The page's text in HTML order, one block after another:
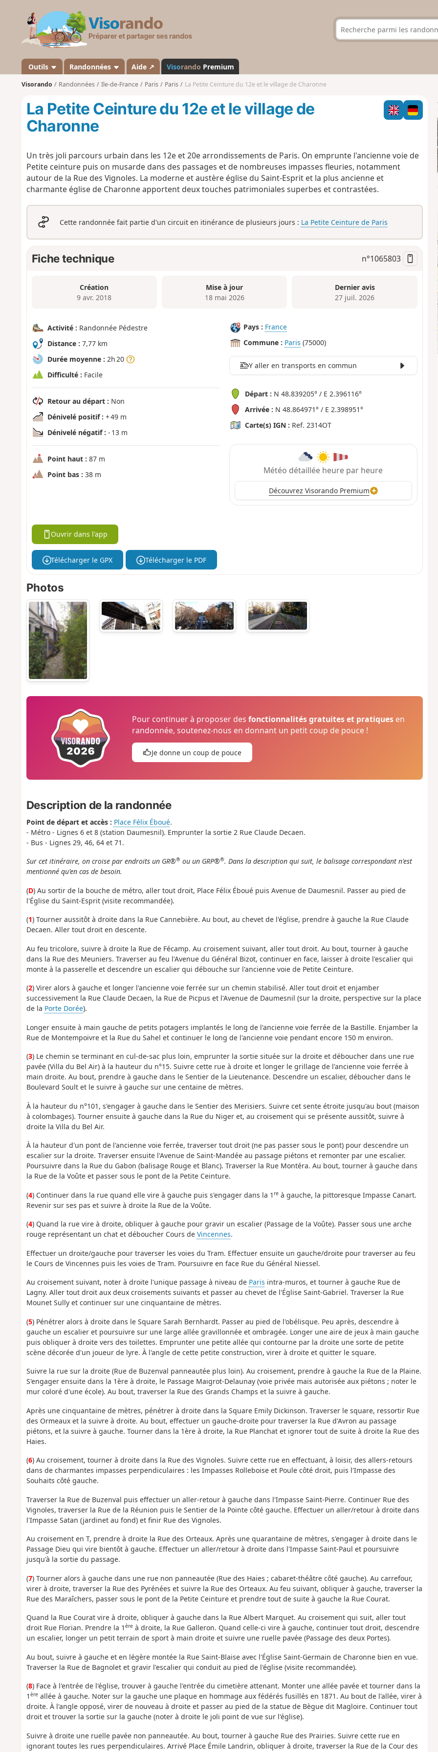
s
a
n
d
Outils Randonnées Aide ↗ Visorando Premium
Visorando Randonnées Ile-de-France Paris Paris La Petite Ceinture du 12e et le village de Charonne
La Petite Ceinture du 12e et le village de
Charonne
Un très joli parcours urbain dans les 12e et 20e arrondissements de Paris. On emprunte l'ancienne voie de
Petite ceinture puis on musarde dans des passages et de nombreuses impasses fleuries, notamment
autour de la Rue des Vignoles. La moderne et austère église du Saint-Esprit et la plus ancienne et
charmante église de Charonne apportent deux touches patrimoniales superbes et contrastées.
Cette randonnée fait partie d'un circuit en itinérance de plusieurs jours : La Petite Ceinture de Paris
Fiche technique n°1065803
Création
9 avr. 2018
Mise à jour
18 mai 2026
Dernier avis
27 juil. 2026
Activité : Randonnée Pédestre
Distance : 7,77 km
Durée moyenne : 2h 20
Difficulté : Facile
Retour au départ : Non
Dénivelé positif : + 49 m
Dénivelé négatif : - 13 m
Point haut : 87 m
Point bas : 38 m
Pays : France
Commune : Paris (75000)
Y aller en transports en commun
Départ : N 48.839205° / E 2.396116°
Arrivée : N 48.864971° / E 2.398951°
Carte(s) IGN : Ref. 2314OT
Météo détaillée heure par heure
Découvrez Visorando Premium
Ouvrir dans l'app
Télécharger le GPX Télécharger le PDF
Photos
Pour continuer à proposer desfonctionnalités gratuites et pratiques en
randonnée, soutenez-nous en donnant un petit coup de pouce !
Je donne un coup de pouce
Description de la randonnée
Point de départ et accès : Place Félix Éboué.
- Métro - Lignes 6 et 8 (station Daumesnil). Emprunter la sortie 2 Rue Claude Decaen.
- Bus - Lignes 29, 46, 64 et 71.
Sur cet itinéraire, on croise par endroits un GR®®ou un GRP®®. Dans la description qui suit, le balisage correspondant n'est
mentionné qu'en cas de besoin.
(D) Au sortir de la bouche de métro, aller tout droit, Place Félix Éboué puis Avenue de Daumesnil. Passer au pied de
l'Église du Saint-Esprit (visite recommandée).
(1) Tourner aussitôt à droite dans la Rue Cannebière. Au bout, au chevet de l'église, prendre à gauche la Rue Claude
Decaen. Aller tout droit en descente.
Au feu tricolore, suivre à droite la Rue de Fécamp. Au croisement suivant, aller tout droit. Au bout, tourner à gauche
dans la Rue des Meuniers. Traverser au feu l'Avenue du Général Bizot, continuer en face, laisser à droite l'escalier qui
monte à la passerelle et descendre un escalier qui débouche sur l'ancienne voie de Petite Ceinture.
(2) Virer alors à gauche et longer l'ancienne voie ferrée sur un chemin stabilisé. Aller tout droit et enjamber
successivement la Rue Claude Decaen, la Rue de Picpus et l'Avenue de Daumesnil (sur la droite, perspective sur la place
de la Porte Dorée).
Longer ensuite à main gauche de petits potagers implantés le long de l'ancienne voie ferrée de la Bastille. Enjamber la
Rue de Montempoivre et la Rue du Sahel et continuer le long de l'ancienne voie pendant encore 150 m environ.
(3) Le chemin se terminant en cul-de-sac plus loin, emprunter la sortie située sur la droite et déboucher dans une rue
pavée (Villa du Bel Air) à la hauteur du n°15. Suivre cette rue à droite et longer le grillage de l'ancienne voie ferrée à
main droite. Au bout, prendre à gauche dans le Sentier de la Lieutenance. Descendre un escalier, déboucher dans le
Boulevard Soult et le suivre à gauche sur une centaine de mètres.
À la hauteur du n°101, s'engager à gauche dans le Sentier des Merisiers. Suivre cet sente étroite jusqu'au bout (maison
à colombages). Tourner ensuite à gauche dans la Rue du Niger et, au croisement qui se présente aussitôt, suivre à
droite la Villa du Bel Air.
À la hauteur d'un pont de l'ancienne voie ferrée, traverser tout droit (ne pas passer sous le pont) pour descendre un
escalier sur la droite. Traverser ensuite l'Avenue de Saint-Mandée au passage piétons et remonter par une escalier.
Poursuivre dans la Rue du Gabon (balisage Rouge et Blanc). Traverser la Rue Montéra. Au bout, tourner à gauche dans
la Rue de la Voûte et passer sous le pont de la Petite Ceinture.
(4) Continuer dans la rue quand elle vire à gauche puis s'engager dans la 1 reà gauche, la pittoresque Impasse Canart.
Revenir sur ses pas et suivre à droite la Rue de la Voûte.
(4) Quand la rue vire à droite, obliquer à gauche pour gravir un escalier (Passage de la Voûte). Passer sous une arche
rouge représentant un chat et déboucher Cours de Vincennes.
Effectuer un droite/gauche pour traverser les voies du Tram. Effectuer ensuite un gauche/droite pour traverser au feu
le Cours de Vincennes puis les voies de Tram. Poursuivre en face Rue du Général Niessel.
Au croisement suivant, noter à droite l'unique passage à niveau de Paris intra-muros, et tourner à gauche Rue de
Lagny. Aller tout droit aux deux croisements suivants et passer au chevet de l'Église Saint-Gabriel. Traverser la Rue
Mounet Sully et continuer sur une cinquantaine de mètres.
(5) Pénétrer alors à droite dans le Square Sarah Bernhardt. Passer au pied de l'obélisque. Peu après, descendre à
gauche un escalier et poursuivre sur une large allée gravillonnée et ombragée. Longer une aire de jeux à main gauche
puis obliquer à droite vers des toilettes. Emprunter une petite allée qui contourne par la droite une sorte de petite
scène décorée d'un joueur de lyre. À l'angle de cette petite construction, virer à droite et quitter le square.
Suivre la rue sur la droite (Rue de Buzenval panneautée plus loin). Au croisement, prendre à gauche la Rue de la Plaine.
S'engager ensuite dans la 1ère à droite, le Passage Maigrot-Delaunay (voie privée mais autorisée aux piétons ; noter le
mur coloré d'une école). Au bout, traverser la Rue des Grands Champs et la suivre à gauche.
Après une cinquantaine de mètres, pénétrer à droite dans la Square Emily Dickinson. Traverser le square, ressortir Rue
des Ormeaux et la suivre à droite. Au bout, effectuer un gauche-droite pour traverser la Rue d'Avron au passage
piétons, et la suivre à gauche. Tourner dans la 1ère à droite, la Rue Planchat et ignorer tout de suite à droite la Rue des
Haies.
(6) Au croisement, tourner à droite dans la Rue des Vignoles. Suivre cette rue en effectuant, à loisir, des allers-retours
dans de charmantes impasses perpendiculaires : les Impasses Rolleboise et Poule côté droit, puis l'Impasse des
Souhaits côté gauche.
Traverser la Rue de Buzenval puis effectuer un aller-retour à gauche dans l'Impasse Saint-Pierre. Continuer Rue des
Vignoles, traverser la Rue de la Réunion puis le Sentier de la Pointe côté gauche. Effectuer un aller/retour à droite dans
l'Impasse Satan (jardinet au fond) et finir Rue des Vignoles.
Au croisement en T, prendre à droite la Rue des Orteaux. Après une quarantaine de mètres, s'engager à droite dans le
Passage Dieu qui vire bientôt à gauche. Effectuer un aller/retour à droite dans l'Impasse Saint-Paul et poursuivre
jusqu'à la sortie du passage.
(7) Tourner alors à gauche dans une rue non panneautée (Rue des Haies ; cabaret-théâtre côté gauche). Au carrefour,
virer à droite, traverser la Rue des Pyrénées et suivre la Rue des Orteaux. Au feu suivant, obliquer à gauche, traverser la
Rue des Maraîchers, passer sous le pont de la Petite Ceinture et prendre tout de suite à gauche la Rue Courat.
Quand la Rue Courat vire à droite, obliquer à gauche dans la Rue Albert Marquet. Au croisement qui suit, aller tout
droit Rue Florian. Prendre la 1 èreà droite, la Rue Galleron. Quand celle-ci vire à gauche, continuer tout droit, descendre
un escalier, longer un petit terrain de sport à main droite et suivre une ruelle pavée (Passage des deux Portes).
Au bout, suivre à gauche et en légère montée la Rue Saint-Blaise avec l'Église Saint-Germain de Charonne bien en vue.
Traverser la Rue de Bagnolet et gravir l'escalier qui conduit au pied de l'église (visite recommandée).
(8) Face à l'entrée de l'église, trouver à gauche l'entrée du cimetière attenant. Monter une allée pavée et tourner dans la
1 èreallée à gauche. Noter sur la gauche une plaque en hommage aux fédérés fusillés en 1871. Au bout de l'allée, virer à
droite. À l'angle opposé, virer de nouveau à droite et passer au pied de la statue de Bègue dit Magloire. Continuer tout
droit et trouver la sortie sur la gauche (noter à droite le joli point de vue sur l'église).
Suivre à droite une ruelle pavée non panneautée. Au bout, tourner à gauche Rue des Prairies. Suivre cette rue en
ignorant toutes les rues perpendiculaires. Arrivé Place Émile Landrin, obliquer à droite, traverser la Rue de la Cour des